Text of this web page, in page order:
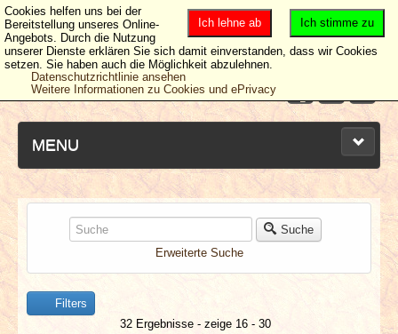
MENU
NEUESTE ARTIKEL
NEWS & DATES
BERICHTE
Suche
Erweiterte Suche
Filters
32 Ergebnisse - zeige 16 - 30
Ich stimme zu
Ich lehne ab
Cookies helfen uns bei der
Bereitstellung unseres Online-
Angebots. Durch die Nutzung
unserer Dienste erklären Sie sich damit einverstanden, dass wir Cookies
setzen. Sie haben auch die Möglichkeit abzulehnen.
Datenschutzrichtlinie ansehen
Weitere Informationen zu Cookies und ePrivacy